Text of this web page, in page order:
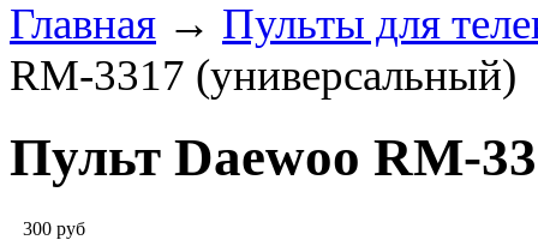
Главная → Пульты для
RM-3317 (универсальный)
Пульт Daewoo RM-
300 руб